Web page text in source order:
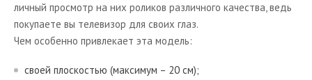
Обзоры 3D-телевизоров
OLED-телевизоры
Обзоры OLED-телевизоров
личный просмотр на них роликов различного качества, ведь
покупаете вы телевизор для своих глаз.
Чем особенно привлекает эта модель:
своей плоскостью (максимум – 20 см);